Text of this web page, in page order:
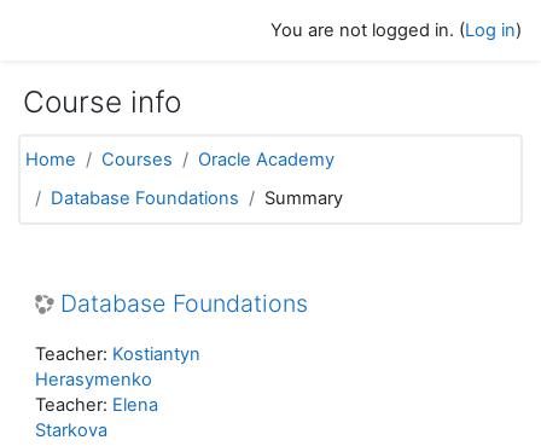
You are not logged in. (Log in)
Course info
Home Courses
Oracle Academy
Database Foundations
Summary
Database Foundations
Teacher: Kostiantyn
Herasymenko
Teacher: Elena
Starkova